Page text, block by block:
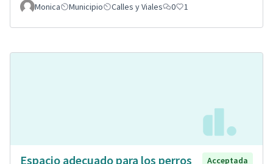
Monica Municipio Calles y Viales 0 1
Espacio adecuado para los perros
Acceptada